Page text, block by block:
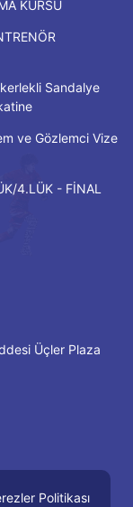
KURSU
Sandalye
ve Gözlemci Vize
4.LÜK - FİNAL
Üçler Plaza
Politikası